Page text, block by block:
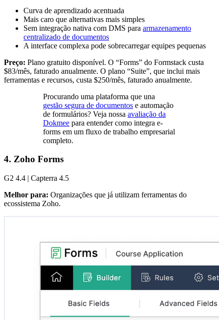
Curva de aprendizado acentuada
Mais caro que alternativas mais simples
Sem integração nativa com DMS para armazenamento
centralizado de documentos
A interface complexa pode sobrecarregar equipes pequenas
Preço: Plano gratuito disponível. O “Forms” do Formstack custa
$83/mês, faturado anualmente. O plano “Suite”, que inclui mais
ferramentas e recursos, custa $250/mês, faturado anualmente.
Procurando uma plataforma que una
gestão segura de documentos e automação
de formulários? Veja nossa avaliação da
Dokmee para entender como integra e-
forms em um fluxo de trabalho empresarial
completo.
4. Zoho Forms
G2 4.4 | Capterra 4.5
Melhor para: Organizações que já utilizam ferramentas do
ecossistema Zoho.